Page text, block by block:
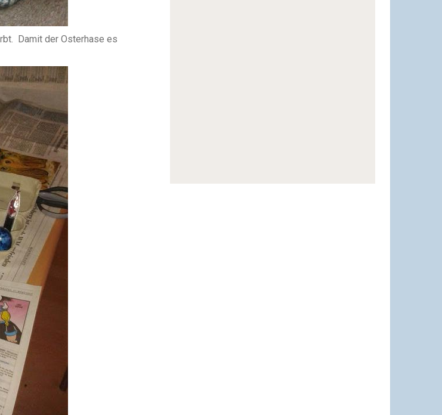
Damit der Osterhase es